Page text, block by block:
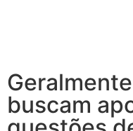
buscam